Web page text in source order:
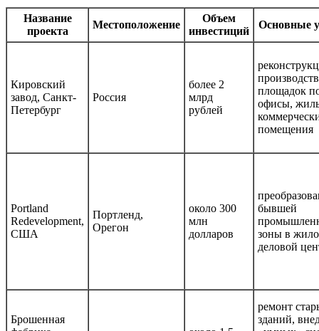
Название
проекта
Местоположение
Объем
инвестиций
Основные
Кировский
завод, Санкт-
Петербург
Россия
более 2
млрд
рублей
площадок
офисы,
помещения
Portland
Redevelopment,
США
Портленд,
Орегон
около 300
млн
долларов
бывшей
зоны в
деловой
Брошенная
ремонт
зданий,